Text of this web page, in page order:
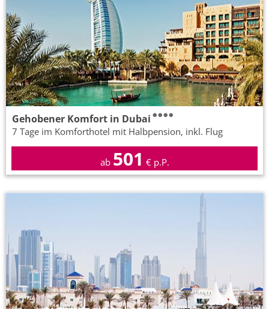
Gehobener Komfort in Dubai
7 Tage im Komforthotel mit Halbpension, inkl. Flug
ab 501 € p.P.